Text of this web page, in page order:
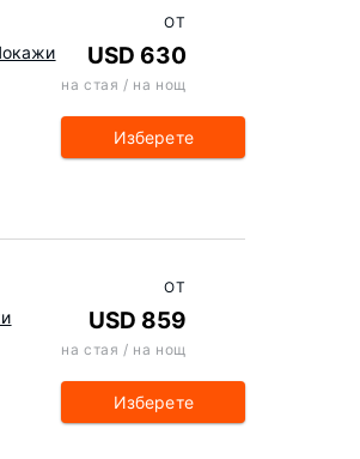
ОТ
USD 630
на стая / на нощ
Изберете
ОТ
USD 859
на стая / на нощ
Изберете